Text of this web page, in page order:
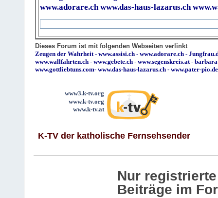
www.adorare.ch www.das-haus-lazarus.ch
Dieses Forum ist mit folgenden Webseiten verlinkt
Zeugen der Wahrheit- www.assisi.ch - www.adorare.ch -
www.wallfahrten.ch - www.gebete.ch - www.segenskreis.at-
www.gottliebtuns.com- www.das-haus-lazarus.ch - www.pater-pio.de
www3.k-tv.org
www.k-tv.org
www.k-tv.at
K-TV der katholische Fernsehsender
Nur
Beiträge im